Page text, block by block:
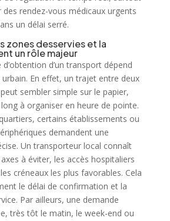
des rendez-vous médicaux urgents
un délai serré.
zones desservies et la
un rôle majeur
d’un transport dépend
En effet, un trajet entre deux
sembler simple sur le papier,
à organiser en heure de pointe.
certains établissements ou
demandent une
Un transporteur local connaît
à éviter, les accès hospitaliers
créneaux les plus favorables. Cela
le délai de confirmation et la
Par ailleurs, une demande
très tôt le matin, le week-end ou